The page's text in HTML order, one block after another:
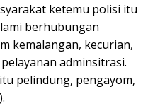
ketemu polisi itu
berhubungan
kemalangan, kecurian,
adminsitrasi.
pelindung, pengayom,